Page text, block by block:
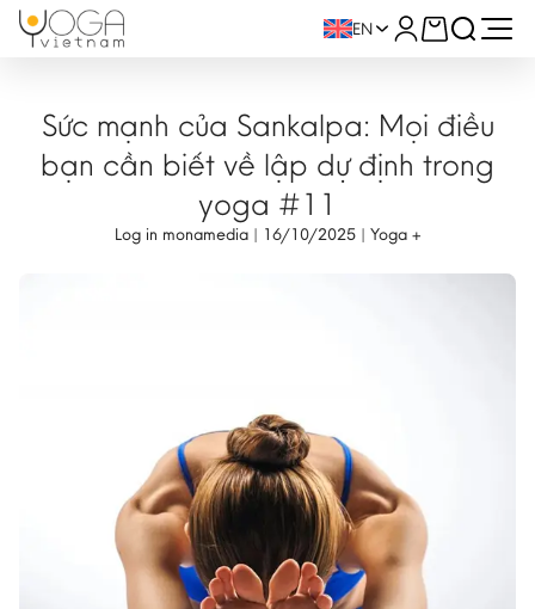
EN
Sức mạnh của Sankalpa: Mọi điều
bạn cần biết về lập dự định trong
yoga #11
Log in monamedia | 16/10/2025 | Yoga +